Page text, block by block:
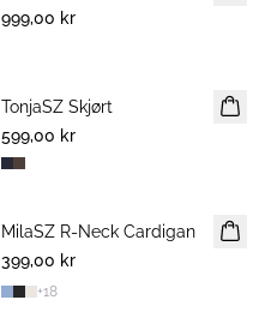
999,00 kr
NYHET
TonjaSZ Skjørt
599,00 kr
NYHET
MilaSZ R-Neck Cardigan
399,00 kr
+18